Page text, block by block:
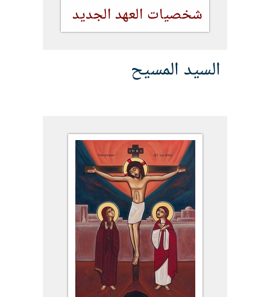
شخصيات العهد الجديد
السيد المسيح